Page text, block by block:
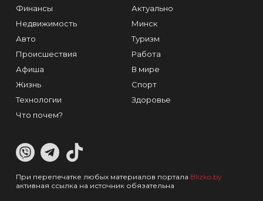
Финансы
Недвижимость
Авто
Происшествия
Афиша
Жизнь
Технологии
Что почем?
Актуально
Минск
Туризм
Работа
В мире
Спорт
Здоровье
При перепечатке любых материалов портала Blizko.by
активная ссылка на источник обязательна